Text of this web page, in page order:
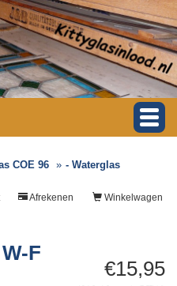
COE 96 - Waterglas
Winkelwagen
Afrekenen
€15,95
F